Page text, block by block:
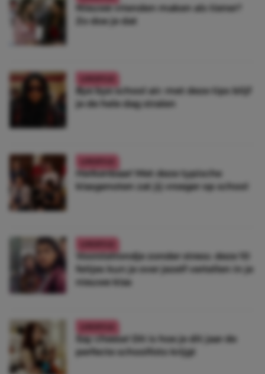
Nieuwe vrienden maken als tiener?
Zo doe je dat
Bye bye school air: met deze tips blijf
je de hele dag stralen
Herkenbaar! Met deze typische
klasgenoten zat jij vroeger op school
Voorstelrondje zonder stress: deze 10
feitjes kun je over jezelf vertellen in je
nieuwe klas
Say cheese! Dit is hoe je dit jaar de
perfecte schoolfoto krijgt